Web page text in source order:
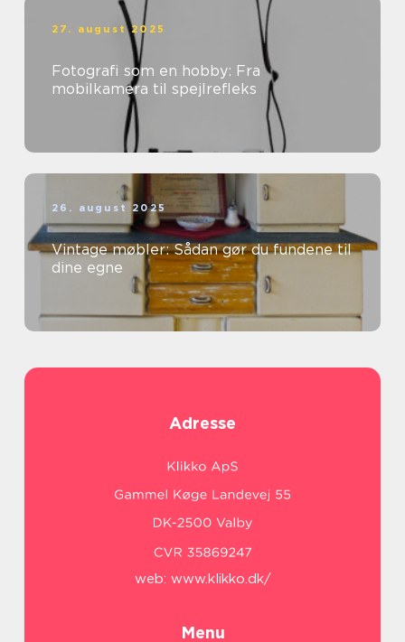
27. august 2025
Fotografi som en hobby: Fra
mobilkamera til spejlrefleks
26. august 2025
Vintage møbler: Sådan gør du fundene til
dine egne
Adresse
web: www.klikko.dk/
Menu